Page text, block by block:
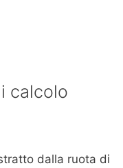
calcolo
dalla ruota di